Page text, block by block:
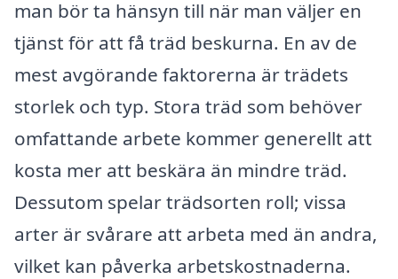
man bör ta hänsyn till när man väljer en
tjänst för att få träd beskurna. En av de
mest avgörande faktorerna är trädets
storlek och typ. Stora träd som behöver
omfattande arbete kommer generellt att
kosta mer att beskära än mindre träd.
Dessutom spelar trädsorten roll; vissa
arter är svårare att arbeta med än andra,
vilket kan påverka arbetskostnaderna.